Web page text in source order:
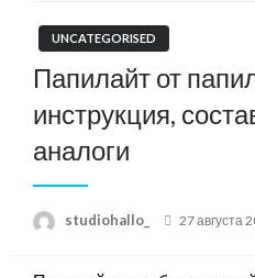
UNCATEGORISED
Папилайт от
инструкция,
аналоги
studiohallo_
Posted
27 августа